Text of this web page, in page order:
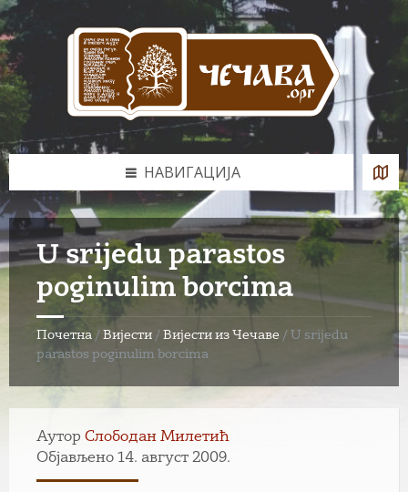
Skip
to
content
Skip
to
left
sidebar
Skip
to
footer
НАВИГАЦИЈА
U srijedu parastos
poginulim borcima
Почетна / Вијести / Вијести из Чечаве / U srijedu
parastos poginulim borcima
Аутор Слободан Милетић
Објављено 14. август 2009.